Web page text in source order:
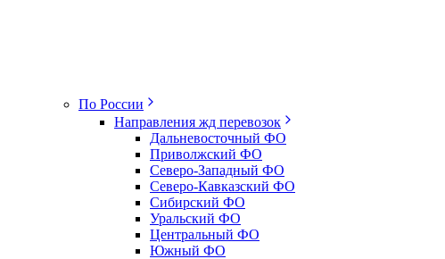
По России
Направления жд перевозок
Дальневосточный ФО
Приволжский ФО
Северо-Западный ФО
Северо-Кавказский ФО
Сибирский ФО
Уральский ФО
Центральный ФО
Южный ФО